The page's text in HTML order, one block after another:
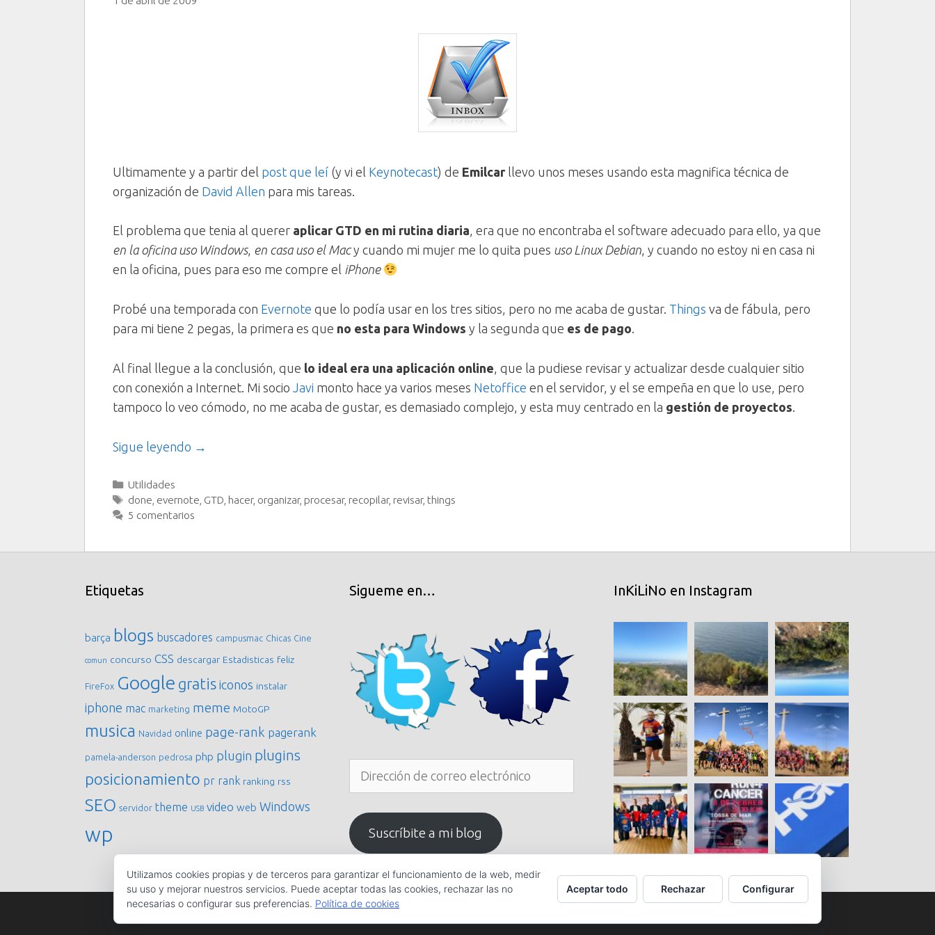
Ultimamente y a partir del post que leí (y vi el Keynotecast) de Emilcar llevo unos meses usando esta magnifica técnica de
organización de David Allen para mis tareas.
El problema que tenia al querer aplicar GTD en mi rutina diaria, era que no encontraba el software adecuado para ello, ya que
en la oficina uso Windows, en casa uso el Macy cuando mi mujer me lo quita pues uso Linux Debian, y cuando no estoy ni en casa ni
en la oficina, pues para eso me compre el iPhone
Probé una temporada con Evernote que lo podía usar en los tres sitios, pero no me acaba de gustar. Things va de fábula, pero
para mi tiene 2 pegas, la primera es que no esta para Windows y la segunda que es de pago.
Al final llegue a la conclusión, que lo ideal era una aplicación online, que la pudiese revisar y actualizar desde cualquier sitio
con conexión a Internet. Mi socio Javi monto hace ya varios meses Netoffice en el servidor, y el se empeña en que lo use, pero
tampoco lo veo cómodo, no me acaba de gustar, es demasiado complejo, y esta muy centrado en la gestión de proyectos.
Sigue leyendo →
Categorías
Utilidades
Etiquetas
done, evernote, GTD, hacer, organizar, procesar, recopilar, revisar, things
5 comentarios
Etiquetas
barça blogs buscadores campusmac Chicas Cine
comun concurso CSS descargar Estadisticas feliz
FireFox Google gratis iconos instalar
iphone mac marketing meme MotoGP
musica Navidad online page-rank pagerank
pamela-anderson pedrosa php plugin plugins
posicionamiento pr rank ranking rss
SEO servidor theme USB video web Windows
wp
Sigueme en…
electrónico
Suscríbite a mi blog
InKiLiNo en Instagram
Utilizamos cookies propias y de terceros para garantizar el funcionamiento de la web, medir
su uso y mejorar nuestros servicios. Puede aceptar todas las cookies, rechazar las no
necesarias o configurar sus preferencias. Política de cookies
Aceptar todo Rechazar Configurar